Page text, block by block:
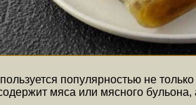
популярностью не
мяса или мясного